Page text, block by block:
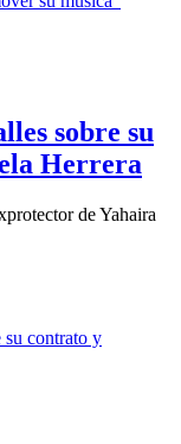
sobre su
Herrera
de Yahaira